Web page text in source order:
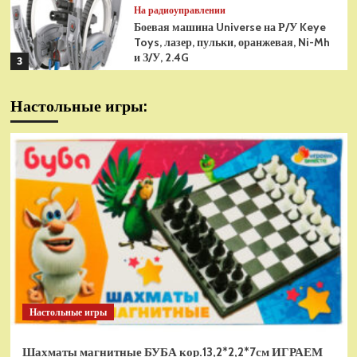
3
На радиоуправлении
Боевая машина Universe на Р/У Keye
Toys, лазер, пульки, оранжевая, Ni-Mh
и З/У, 2.4G
Радиоуправляемая модель
(HN1586)
На радиоуправлении
Р/У танк Taigen 1/16
Panzerkampfwagen III (Германия) HC
(для ИК танкового боя) V3 2.4G RTR,
TG3848-1HC-IR3.0
1
На радиоуправлении
Радиоуправляемый танк Torro
Sturmtiger Panzer 1к16
(TR1111700300)
Настольные игры:
Настольные игры
Шахматы магнитные БУБА кор.13,2*2,2*7см ИГРАЕМ